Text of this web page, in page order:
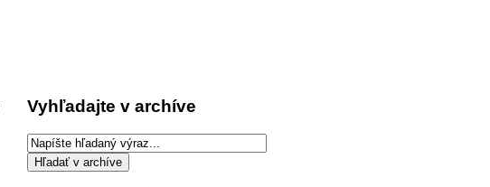
Vyhľadajte v archíve